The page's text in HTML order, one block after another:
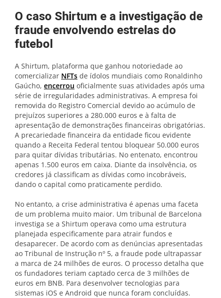
O caso Shirtum e a investigação de
fraude envolvendo estrelas do
futebol
A Shirtum, plataforma que ganhou notoriedade ao
comercializar NFTs de ídolos mundiais como Ronaldinho
Gaúcho, encerrou oficialmente suas atividades após uma
série de irregularidades administrativas. A empresa foi
removida do Registro Comercial devido ao acúmulo de
prejuízos superiores a 280.000 euros e à falta de
apresentação de demonstrações financeiras obrigatórias.
A precariedade financeira da entidade ficou evidente
quando a Receita Federal tentou bloquear 50.000 euros
para quitar dívidas tributárias. No entenato, encontrou
apenas 1.500 euros em caixa. Diante da insolvência, os
credores já classificam as dívidas como incobráveis,
dando o capital como praticamente perdido.
No entanto, a crise administrativa é apenas uma faceta
de um problema muito maior. Um tribunal de Barcelona
investiga se a Shirtum operava como uma estrutura
planejada especificamente para atrair fundos e
desaparecer. De acordo com as denúncias apresentadas
ao Tribunal de Instrução nº 5, a fraude pode ultrapassar
a marca de 24 milhões de euros. O processo detalha que
os fundadores teriam captado cerca de 3 milhões de
euros em BNB. Para desenvolver tecnologias para
sistemas iOS e Android que nunca foram concluídas.